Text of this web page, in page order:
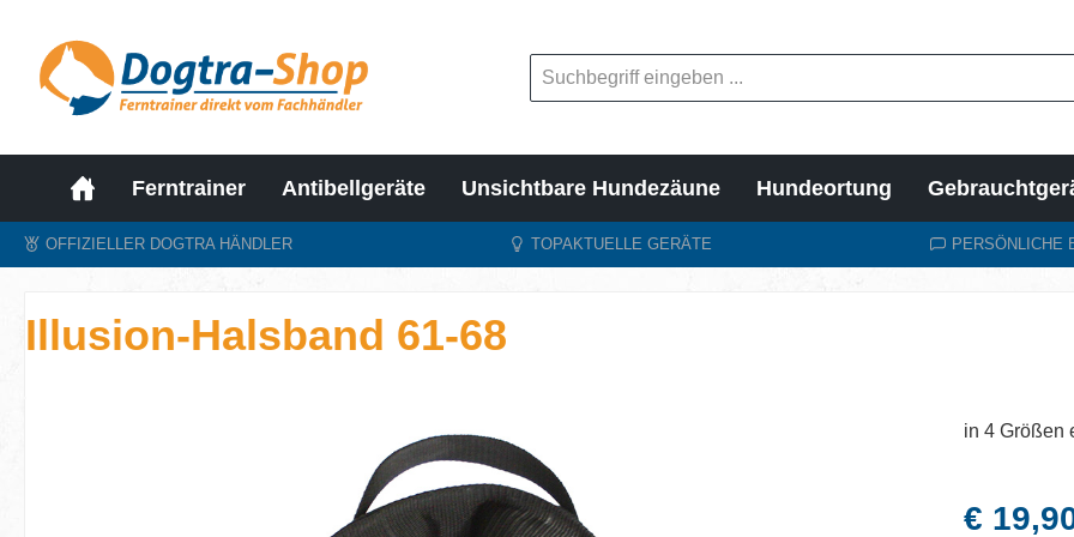
Ferntrainer Antibellgeräte Unsichtbare Hundezäune Hundeortung
OFFIZIELLER DOGTRA HÄNDLER TOPAKTUELLE GERÄTE PERSÖNLICHE
Illusion-Halsband 61-68
in 4 Größen
Regulärer
€